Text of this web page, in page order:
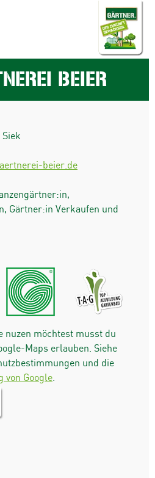
BEIER
Siek
beier.de
Gärtner:in Verkaufen und
nuzen möchtest musst du
Maps erlauben. Siehe
und die
von Google.